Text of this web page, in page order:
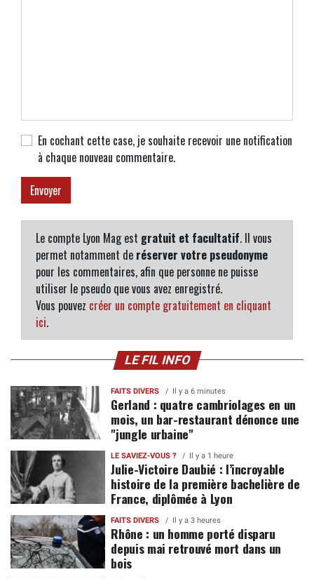
En cochant cette case, je souhaite recevoir une notification
à chaque nouveau commentaire.
Le compte Lyon Mag est gratuit et facultatif. Il vous
permet notamment de réserver votre pseudonyme
pour les commentaires, afin que personne ne puisse
utiliser le pseudo que vous avez enregistré.
Vous pouvez créer un compte gratuitement en cliquant
ici.
LE FIL INFO
FAITS DIVERS Il y a 6 minutes
Gerland : quatre cambriolages en un
mois, un bar-restaurant dénonce une
"jungle urbaine"
LE SAVIEZ-VOUS ? Il y a 1 heure
Julie-Victoire Daubié : l’incroyable
histoire de la première bachelière de
France, diplômée à Lyon
FAITS DIVERS Il y a 3 heures
Rhône : un homme porté disparu
depuis mai retrouvé mort dans un
bois